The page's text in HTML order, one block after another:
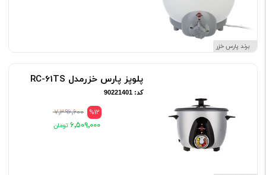
برند پارس خزر
پلوپز پارس خزرمدل RC-61TS
کد: 90221401
%12 ۷٬۳۹۶٬۶۰۰
۶٬۵۰۹٬۰۰۰